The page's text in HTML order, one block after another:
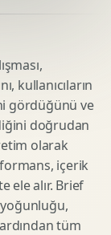
kullanıcıların
gördüğünü ve
doğrudan
olarak
içerik
ele alır. Brief
tüm